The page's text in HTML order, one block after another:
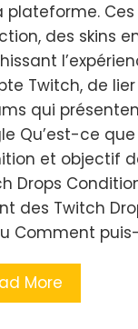
plateforme.
des skins
Twitch, de
qui
Qu’est-ce
et objectif
Drops
des Twitch
Comment
More